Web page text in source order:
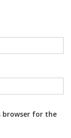
browser for the